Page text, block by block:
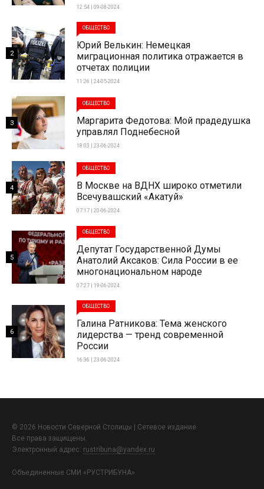
12:54 | 09-08-2024
ОБЩЕСТВО
Юрий Велькин: Немецкая
миграционная политика отражается в
отчетах полиции
11:26 | 24-05-2024
2
ОБЩЕСТВО
Маргарита Федотова: Мой прадедушка
управлял Поднебесной
18:03 | 23-06-2024
3
ОБЩЕСТВО
В Москве на ВДНХ широко отметили
Всечувашский «Акатуй»
07:17 | 20-06-2024
4
ОБЩЕСТВО
Депутат Государственной Думы
Анатолий Аксаков: Сила России в ее
многонациональном народе
07:27 | 19-06-2024
5
ОБЩЕСТВО
Галина Ратникова: Тема женского
лидерства — тренд современной
России
16:36 | 23-06-2024
6
© 2026 Новости Северной Столицы | Сетевое издание.
Все права защищены.
Электронный адрес: rustribuna@yandex.ru
Объединенные СМИ «РУСТРИБУНА»